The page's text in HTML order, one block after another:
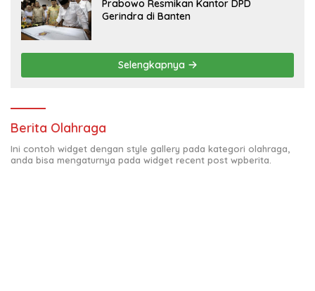
Prabowo Resmikan Kantor DPD
Gerindra di Banten
Selengkapnya
Berita Olahraga
Ini contoh widget dengan style gallery pada kategori olahraga,
anda bisa mengaturnya pada widget recent post wpberita.